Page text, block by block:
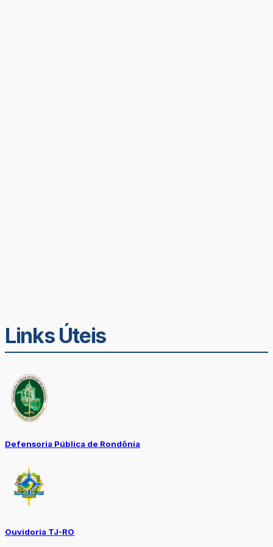
Links Úteis
Defensoria Pública de Rondônia
Ouvidoria TJ-RO